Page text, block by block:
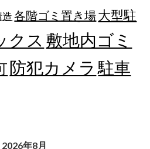
各階ゴミ置き場大型駐
クス 敷地内ゴミ
防犯カメラ 駐車
2026年8月